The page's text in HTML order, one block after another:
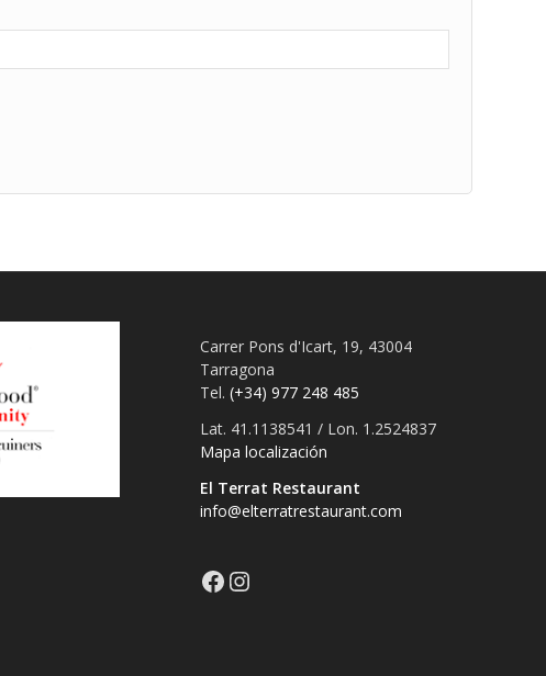
Carrer Pons d'Icart, 19, 43004
Tarragona
Tel. (+34) 977 248 485
Lat. 41.1138541 / Lon. 1.2524837
Mapa localización
El Terrat Restaurant
info@elterratrestaurant.com